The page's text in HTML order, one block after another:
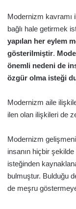
Modernizm kavramı
bağlı hale getirmek
yapılan her eylem
gösterilmiştir.
önemli nedeni de
özgür olma isteği
Modernizm aile
ilen olan ilişkileri de
Modernizm
insanın hiçbir
isteğinden
bulmuştur. Bulduğu
de meşru